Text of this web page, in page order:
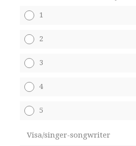
1
2
3
4
5
Visa/singer-songwriter